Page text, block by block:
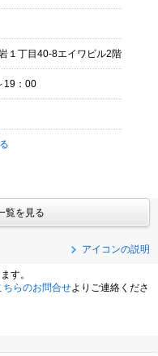
１丁目40-8エイワビル2階
19：00
覧を見る
アイコンの説明
す。
ちらのお問合せよりご連絡くださ